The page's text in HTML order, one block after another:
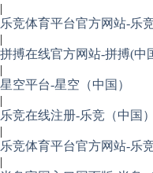
|
乐竞体育平台官方网站-乐
|
拼搏在线官方网站-拼搏(中
|
星空平台-星空（中国）
|
乐竞在线注册-乐竞（中国）
|
乐竞体育平台官方网站-乐
|